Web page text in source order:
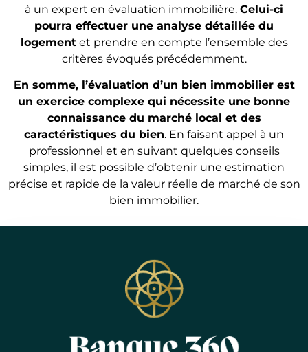
à un expert en évaluation immobilière. Celui-ci
pourra effectuer une analyse détaillée du
logementet prendre en compte l’ensemble des
critères évoqués précédemment.
En somme, l’évaluation d’un bien immobilier est
un exercice complexe qui nécessite une bonne
connaissance du marché local et des
caractéristiques du bien. En faisant appel à un
professionnel et en suivant quelques conseils
simples, il est possible d’obtenir une estimation
précise et rapide de la valeur réelle de marché de son
bien immobilier.